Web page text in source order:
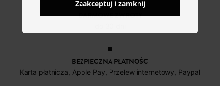
DARMOWE ZWROTY
BEZPIECZNA PŁATNOŚC
Karta płatnicza, Apple Pay, Przelew internetowy, Paypal
Zaakceptuj i zamknij